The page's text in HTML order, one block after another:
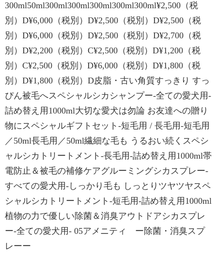
300ml50ml300ml300ml300ml300ml300ml¥2,500（税
別）D¥6,000（税別）D¥2,500（税別）D¥2,500（税
別）D¥6,000（税別）D¥2,500（税別）D¥2,700（税
別）D¥2,200（税別）C¥2,500（税別）D¥1,200（税
別）C¥2,500（税別）D¥6,000（税別）D¥1,800（税
別）D¥1,800（税別）D皮脂・古い角質すっきり すっ
ぴん被毛へスペシャルシカシャンプー-全ての愛犬用-
詰め替え用1000ml大切な愛犬は勿論 お友達への贈り
物にスペシャルギフトセット-短毛用 / 長毛用-短毛用
／50ml長毛用／50ml繊細な毛も うるおい続くスペシ
ャルシカトリートメント-長毛用-詰め替え用1000ml帯
電防止＆被毛の補修ケアグルーミングシカスプレー-
すべての愛犬用-しっかり毛も しっとりツヤツヤスペ
シャルシカトリートメント-短毛用-詰め替え用1000ml
植物の力で優しい除菌＆消臭アウトドアシカスプレ
ー-全ての愛犬用- 05アメニティ ー除菌・消臭スプ
レーー